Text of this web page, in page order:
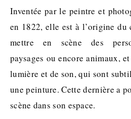
Inventée par le peintre et
en 1822, elle est à l’origine du
mettre en scène des
paysages ou encore animaux,
lumière et de son, qui sont
une peinture. Cette dernière a
scène dans son espace.